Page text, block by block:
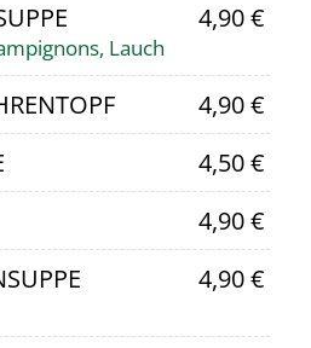
4,90 €
Lauch
4,90 €
4,50 €
4,90 €
4,90 €